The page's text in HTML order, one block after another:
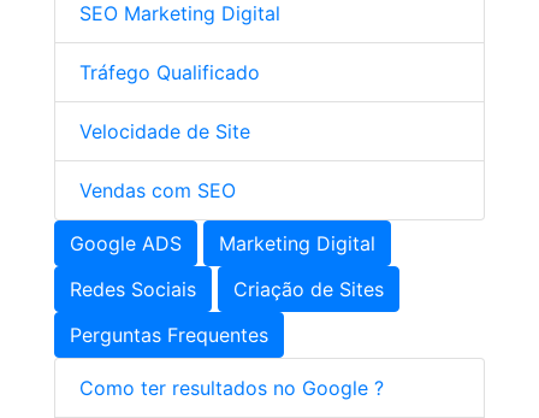
SEO Marketing Digital
Tráfego Qualificado
Velocidade de Site
Vendas com SEO
Google ADS
Marketing Digital
Redes Sociais
Criação de Sites
Perguntas Frequentes
Como ter resultados no Google ?